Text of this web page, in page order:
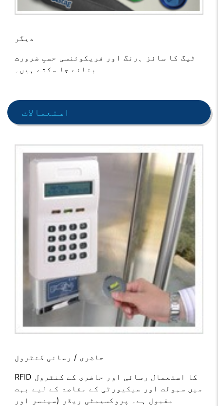
دیگر
ٹیگ کا سائز、رنگ اور فریکوئنسی حسبِ ضرورت
بنائے جا سکتے ہیں۔
استعمالات
حاضری / رسائی کنٹرول
RFID کا استعمال رسائی اور حاضری کے کنٹرول
میں سہولت اور سیکیورٹی کے مقاصد کے لیے بہت
مقبول ہے۔ پروکسیمٹی ریڈر (سینسر اور